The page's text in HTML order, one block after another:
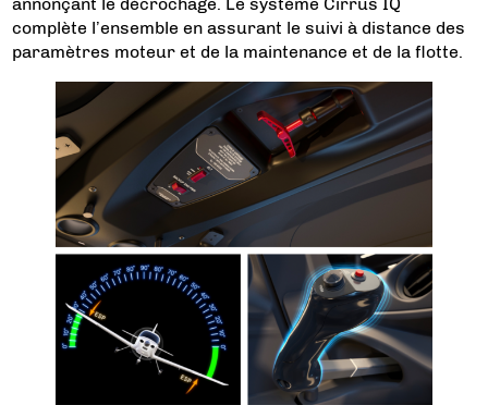
complète l’ensemble en assurant le suivi à distance des
paramètres moteur et de la maintenance et de la flotte.